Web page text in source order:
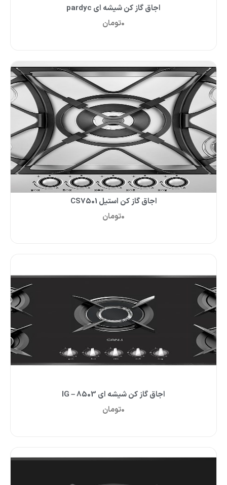
اجاق گاز کن شیشه ای pardyc
0تومان
اجاق گاز کن استیل CS7501
0تومان
اجاق گاز کن شیشه ای IG – 8503
0تومان